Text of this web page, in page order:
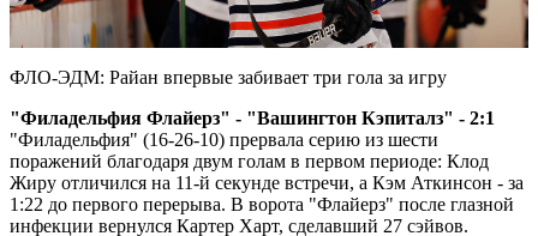
Video
ФЛО-ЭДМ: Райан впервые забивает три гола за игру
"Филадельфия Флайерз" - "Вашингтон Кэпиталз" - 2:1
"Филадельфия" (16-26-10) прервала серию из шести
поражений благодаря двум голам в первом периоде: Клод
Жиру отличился на 11-й секунде встречи, а Кэм Аткинсон - за
1:22 до первого перерыва. В ворота "Флайерз" после глазной
инфекции вернулся Картер Харт, сделавший 27 сэйвов.